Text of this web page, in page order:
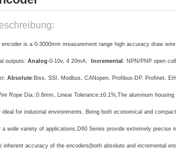
encoder is a 0-3000mm measurement range high accuracy draw
outputs: Analog-0-10v, 4 20mA; Incremental : NPN/PNP open
Absolute:Biss, SSI, Modbus, CANopen, Profibus-DP, Profinet,
Rope Dia.:0.6mm, Linear Tolerance:±0.1%,The aluminum housing
ideal for industrial environments. Being both economical and
a wide variety of applications.D60 Series provide extremely precise
inherent accuracy of the encoders(both absolute and incremental